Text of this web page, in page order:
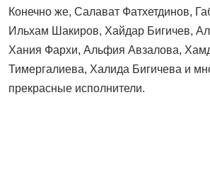
Конечно же, Салават Фатхетдинов,
Ильхам Шакиров, Хайдар Бигичев,
Хания Фархи, Альфия Авзалова,
Тимергалиева, Халида Бигичева и
прекрасные исполнители.